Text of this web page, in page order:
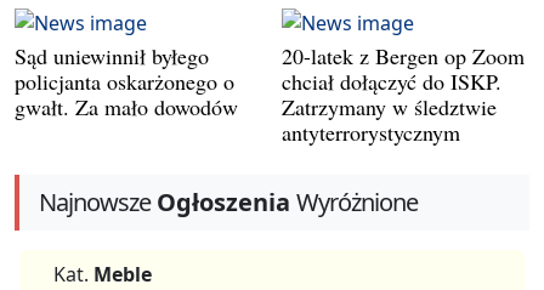
Sąd uniewinnił byłego
policjanta oskarżonego o
gwałt. Za mało dowodów
20-latek z Bergen op Zoom
chciał dołączyć do ISKP.
Zatrzymany w śledztwie
antyterrorystycznym
NajnowszeOgłoszenia Wyróżnione
Kat. Meble